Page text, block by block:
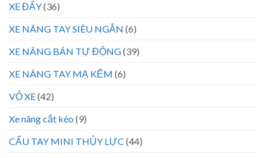
XE ĐẨY(36)
XE NÂNG TAY SIÊU NGẮN (6)
XE NÂNG BÁN TỰ ĐỘNG(39)
XE NÂNG TAY MẠ KẼM (6)
VỎ XE(42)
Xe nâng cắt kéo (9)
CẨU TAY MINI THỦY LỰC (44)